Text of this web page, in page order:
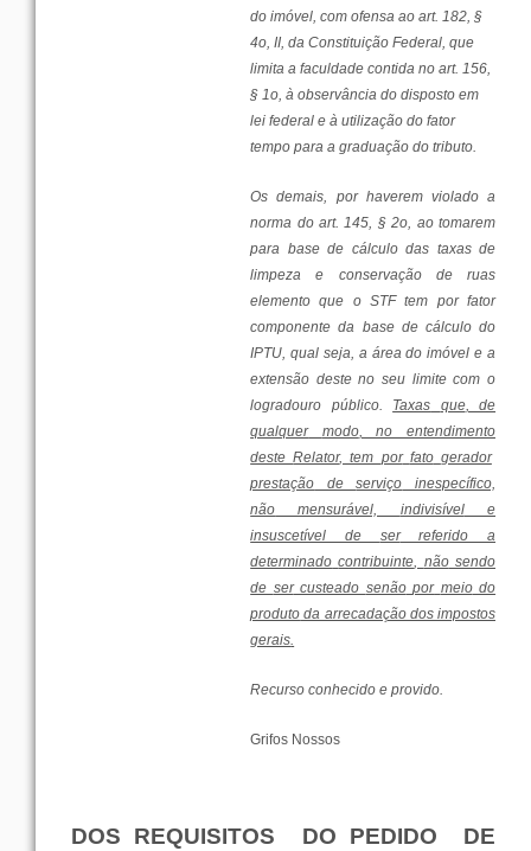
doimóvel ,com ofensa ao art. 182, §
4o, II, daConstituição Federal ,que
limita afaculdade contida no art. 156,
§ 1o, àobservância dodisposto em
lei federal e àutilização dofator
tempo para agraduação dotributo
Osdemais porhaverem violado a
norma do art. 145, § 2o, ao tomarem
para basede cálculodas taxasde
limpeza e conservaçãoderuas
elemento que o STF tem por fator
componente da basede cálculodo
IPTU,qual seja, a área doimóvel e a
extensão deste noseu limite com o
logradouro
público. Taxas que, de
qualquer
modo, no entendimento
desteRelator, tem por fato gerador
prestação deserviço inespecífico,
não mensurável, indivisívele
insuscetível de serreferido a
determinado contribuinte nãosendo
de sercusteado senão por meiodo
produto da arrecadação dos impostos
gerais
Recurso conhecido e provido.
Grifos Nossos
DOS REQUISITOS DO PEDIDO
DE